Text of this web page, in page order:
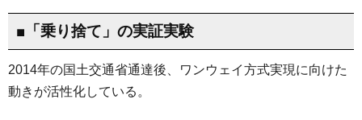
■「乗り捨て」の実証実験
2014年の国土交通省通達後、ワンウェイ方式実現に向けた
動きが活性化している。